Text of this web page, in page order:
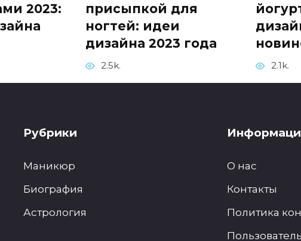
2023:
присыпкой для
ногтей: идеи
дизайна 2023 года
2.5k. 2.1k.
Рубрики
Маникюр
Биография
Астрология
О нас
Контакты
Политика